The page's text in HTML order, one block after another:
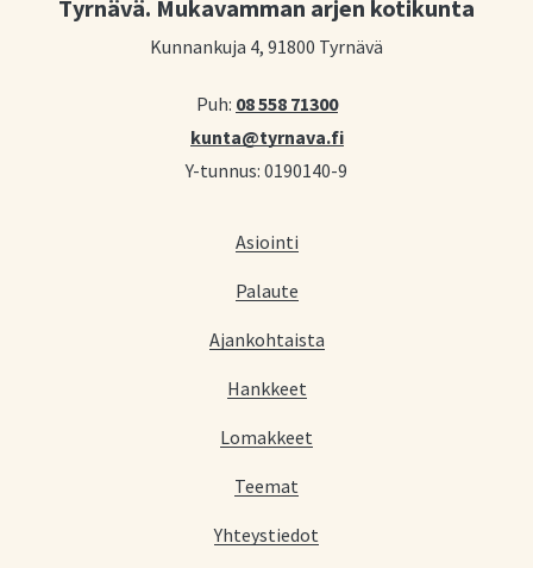
Tyrnävä. Mukavamman arjen kotikunta
Kunnankuja 4, 91800 Tyrnävä
Puh: 08 558 71300
kunta@tyrnava.fi
Y-tunnus: 0190140-9
Asiointi
Palaute
Ajankohtaista
Hankkeet
Lomakkeet
Teemat
Yhteystiedot